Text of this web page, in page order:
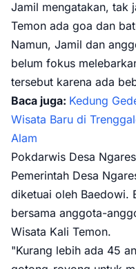
Jamil mengatakan, tak
Temon ada goa dan
Namun, Jamil dan
belum fokus
tersebut karena ada
Baca juga: Kedung
Wisata Baru di
Alam
Pokdarwis Desa
Pemerintah Desa
diketuai oleh Baedowi.
bersama anggota-
Wisata Kali Temon.
"Kurang lebih ada 45